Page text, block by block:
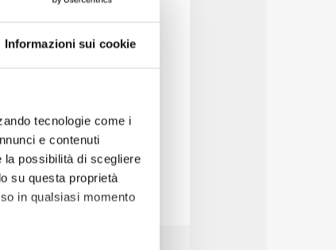
Informazioni sui cookie
tecnologie come i
e contenuti
possibilità di scegliere
su questa proprietà
in qualsiasi momento
di
di atto